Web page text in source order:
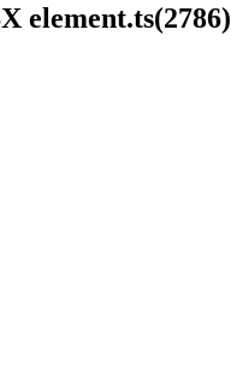
element.ts(2786)